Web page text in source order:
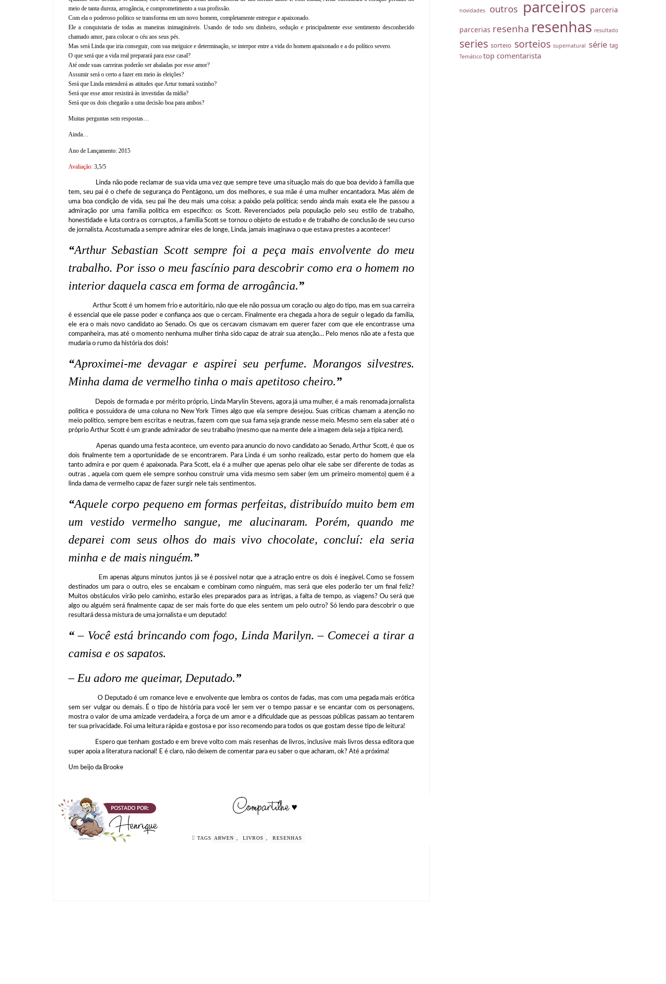
meio de tanta dureza, arrogância, e comprometimento a sua profissão.
Com ela o poderoso político se transforma em um novo homem, completamente entregue e apaixonado.
Ele a conquistaria de todas as maneiras inimagináveis. Usando de todo seu dinheiro, sedução e principalmente esse sentimento desconhecido
chamado amor, para colocar o céu aos seus pés.
Mas será Linda que iria conseguir, com sua meiguice e determinação, se interpor entre a vida do homem apaixonado e a do político severo.
O que será que a vida real preparará para esse casal?
Até onde suas carreiras poderão ser abaladas por esse amor?
Assumir será o certo a fazer em meio às eleições?
Será que Linda entenderá as atitudes que Artur tomará sozinho?
Será que esse amor resistirá às investidas da mídia?
Será que os dois chegarão a uma decisão boa para ambos?
Muitas perguntas sem respostas…
Ainda…
Ano de Lançamento: 2015
Avaliação: 3,5/5
Linda não pode reclamar de sua vida uma vez que sempre teve uma situação mais do que boa devido à família que
tem, seu pai é o chefe de segurança do Pentágono, um dos melhores, e sua mãe é uma mulher encantadora. Mas além de
uma boa condição de vida, seu pai lhe deu mais uma coisa: a paixão pela política; sendo ainda mais exata ele lhe passou a
admiração por uma família política em especifico: os Scott. Reverenciados pela população pelo seu estilo de trabalho,
honestidade e luta contra os corruptos, a família Scott se tornou o objeto de estudo e de trabalho de conclusão de seu curso
de jornalista. Acostumada a sempre admirar eles de longe, Linda, jamais imaginava o que estava prestes a acontecer!
“Arthur Sebastian Scott sempre foi a peça mais envolvente do meu
trabalho. Por isso o meu fascínio para descobrir como era o homem no
interior daquela casca em forma de arrogância.”
Arthur Scott é um homem frio e autoritário, não que ele não possua um coração ou algo do tipo, mas em sua carreira
é essencial que ele passe poder e confiança aos que o cercam. Finalmente era chegada a hora de seguir o legado da família,
ele era o mais novo candidato ao Senado. Os que os cercavam cismavam em querer fazer com que ele encontrasse uma
companheira, mas até o momento nenhuma mulher tinha sido capaz de atrair sua atenção… Pelo menos não ate a festa que
mudaria o rumo da história dos dois!
“Aproximei-me devagar e aspirei seu perfume. Morangos silvestres.
Minha dama de vermelho tinha o mais apetitoso cheiro.”
Depois de formada e por mérito próprio, Linda Marylin Stevens, agora já uma mulher, é a mais renomada jornalista
politica e possuidora de uma coluna no New York Times algo que ela sempre desejou. Suas críticas chamam a atenção no
meio político, sempre bem escritas e neutras, fazem com que sua fama seja grande nesse meio. Mesmo sem ela saber até o
próprio Arthur Scott é um grande admirador de seu trabalho (mesmo que na mente dele a imagem dela seja a típica nerd).
Apenas quando uma festa acontece, um evento para anuncio do novo candidato ao Senado, Arthur Scott, é que os
dois finalmente tem a oportunidade de se encontrarem. Para Linda é um sonho realizado, estar perto do homem que ela
tanto admira e por quem é apaixonada. Para Scott, ela é a mulher que apenas pelo olhar ele sabe ser diferente de todas as
outras , aquela com quem ele sempre sonhou construir uma vida mesmo sem saber (em um primeiro momento) quem é a
linda dama de vermelho capaz de fazer surgir nele tais sentimentos.
“Aquele corpo pequeno em formas perfeitas, distribuído muito bem em
um vestido vermelho sangue, me alucinaram. Porém, quando me
deparei com seus olhos do mais vivo chocolate, concluí: ela seria
minha e de mais ninguém.”
Em apenas alguns minutos juntos já se é possível notar que a atração entre os dois é inegável. Como se fossem
destinados um para o outro, eles se encaixam e combinam como ninguém, mas será que eles poderão ter um final feliz?
Muitos obstáculos virão pelo caminho, estarão eles preparados para as intrigas, a falta de tempo, as viagens? Ou será que
algo ou alguém será finalmente capaz de ser mais forte do que eles sentem um pelo outro? Só lendo para descobrir o que
resultará dessa mistura de uma jornalista e um deputado!
“ – Você está brincando com fogo, Linda Marilyn. – Comecei a tirar a
camisa e os sapatos.
– Eu adoro me queimar, Deputado.”
O Deputado é um romance leve e envolvente que lembra os contos de fadas, mas com uma pegada mais erótica
sem ser vulgar ou demais. É o tipo de história para você ler sem ver o tempo passar e se encantar com os personagens,
mostra o valor de uma amizade verdadeira, a força de um amor e a dificuldade que as pessoas públicas passam ao tentarem
ter sua privacidade. Foi uma leitura rápida e gostosa e por isso recomendo para todos os que gostam desse tipo de leitura!
Espero que tenham gostado e em breve volto com mais resenhas de livros, inclusive mais livros dessa editora que
super apoia a literatura nacional! E é claro, não deixem de comentar para eu saber o que acharam, ok? Até a próxima!
Um beijo da Brooke
TAGS ARWEN , LIVROS , RESENHAS
novidades outros parceiros parceria
parcerias resenha resenhas resultado
series sorteio sorteios supernatural série tag
Temático top comentarista